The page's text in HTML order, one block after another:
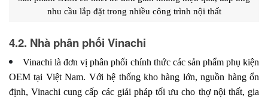
nhu cầu lắp đặt trong nhiều công trình nội thất
4.2. Nhà phân phối Vinachi
Vinachi là đơn vị phân phối chính thức các sản phẩm phụ kiện
OEM tại Việt Nam. Với hệ thống kho hàng lớn, nguồn hàng ổn
định, Vinachi cung cấp các giải pháp tối ưu cho thợ nội thất, gia